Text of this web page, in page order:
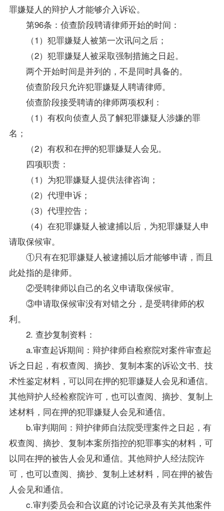
罪嫌疑人的辩护人才能够介入诉讼。
第96条：侦查阶段聘请律师开始的时间：
（1）犯罪嫌疑人被第一次讯问之后；
（2）犯罪嫌疑人被采取强制措施之日起。
两个开始时间是并列的，不是同时具备的。
侦查阶段只允许犯罪嫌疑人聘请律师。
侦查阶段接受聘请的律师两项权利：
（1）有权向侦查人员了解犯罪嫌疑人涉嫌的罪
名；
（2）有权和在押的犯罪嫌疑人会见。
四项职责：
（1）为犯罪嫌疑人提供法律咨询；
（2）代理申诉；
（3）代理控告；
（4）在犯罪嫌疑人被逮捕以后，为犯罪嫌疑人申
请取保候审。
①只有在犯罪嫌疑人被逮捕以后才能够申请，而且
此处指的是律师。
②受聘律师以自己的名义申请取保候审。
③申请取保候审没有对错之分，是受聘律师的权
利。
2. 查抄复制资料：
a.审查起诉期间：辩护律师自检察院对案件审查起
诉之日起，有权查阅、摘抄、复制本案的诉讼文书、技
术性鉴定材料，可以同在押的犯罪嫌疑人会见和通信。
其他辩护人经检察院许可，也可以查阅、摘抄、复制上
述材料，同在押的犯罪嫌疑人会见和通信。
b.审判期间：辩护律师自法院受理案件之日起，有
权查阅、摘抄、复制本案所指控的犯罪事实的材料，可
以同在押的被告人会见和通信。其他辩护人经法院许
可，也可以查阅、摘抄、复制上述材料，同在押的被告
人会见和通信。
c.审判委员会和合议庭的讨论记录及有关其他案件